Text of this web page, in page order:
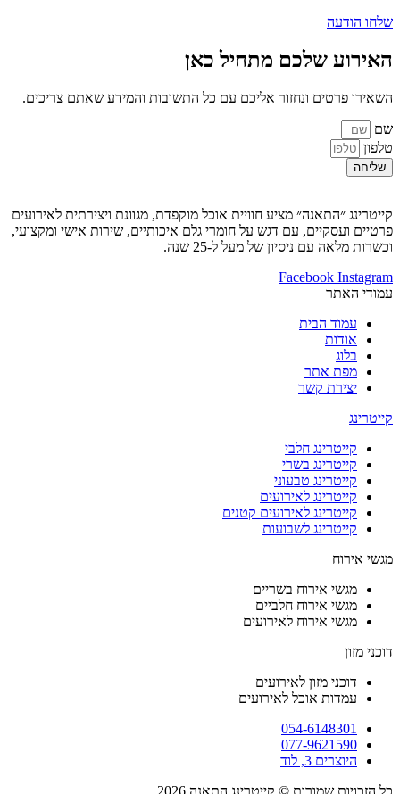
שלחו הודעה
האירוע שלכם מתחיל כאן
השאירו פרטים ונחזור אליכם עם כל התשובות והמידע שאתם צריכים.
שם
טלפון
שליחה
קייטרינג ״התאנה״ מציע חוויית אוכל מוקפדת, מגוונת ויצירתית לאירועים
פרטיים ועסקיים, עם דגש על חומרי גלם איכותיים, שירות אישי ומקצועי,
וכשרות מלאה עם ניסיון של מעל ל-25 שנה.
Facebook Instagram
עמודי האתר
עמוד הבית
אודות
בלוג
מפת אתר
יצירת קשר
קייטרינג
קייטרינג חלבי
קייטרינג בשרי
קייטרינג טבעוני
קייטרינג לאירועים
קייטרינג לאירועים קטנים
קייטרינג לשבועות
מגשי אירוח
מגשי אירוח בשריים
מגשי אירוח חלביים
מגשי אירוח לאירועים
דוכני מזון
דוכני מזון לאירועים
עמדות אוכל לאירועים
054-6148301
077-9621590
היוצרים 3, לוד
כל הזכויות שמורות © קייטרינג התאנה 2026